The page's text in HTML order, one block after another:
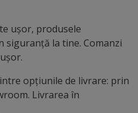
ușor, produsele
siguranță la tine. Comanzi
opțiunile de livrare: prin
Livrarea în